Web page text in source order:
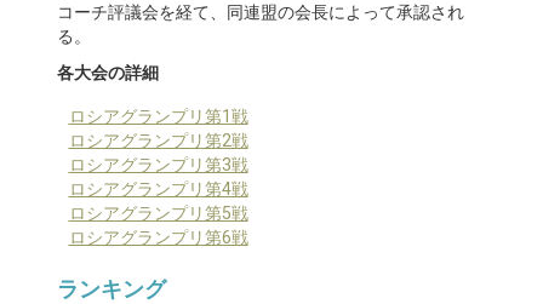
コーチ評議会を経て、同連盟の会長によって承認され
る。
各大会の詳細
ロシアグランプリ第1戦
ロシアグランプリ第2戦
ロシアグランプリ第3戦
ロシアグランプリ第4戦
ロシアグランプリ第5戦
ロシアグランプリ第6戦
ランキング